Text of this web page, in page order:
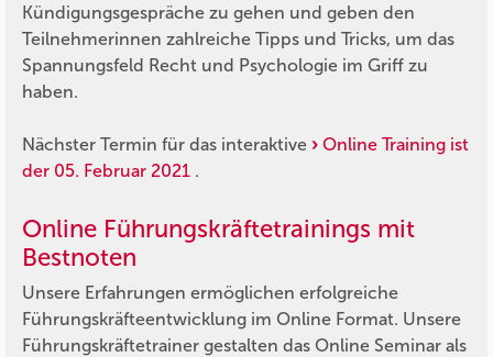
Kündigungsgespräche zu gehen und geben den
Teilnehmerinnen zahlreiche Tipps und Tricks, um das
Spannungsfeld Recht und Psychologie im Griff zu
haben.
Nächster Termin für das interaktive
Online Training ist
der 05. Februar 2021 .
Online Führungskräftetrainings mit
Bestnoten
Unsere Erfahrungen ermöglichen erfolgreiche
Führungskräfteentwicklung im Online Format. Unsere
Führungskräftetrainer gestalten das Online Seminar als